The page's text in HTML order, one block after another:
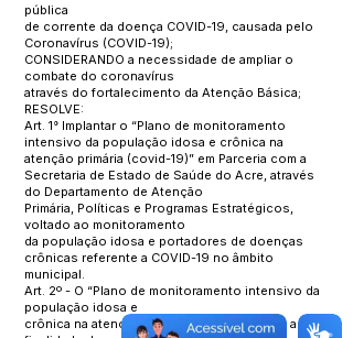
pública
de corrente da doença COVID-19, causada pelo
Coronavírus (COVID-19);
CONSIDERANDO a necessidade de ampliar o
combate do coronavírus
através do fortalecimento da Atenção Básica;
RESOLVE:
Art. 1° Implantar o “Plano de monitoramento
intensivo da população idosa e crônica na
atenção primária (covid-19)” em Parceria com a
Secretaria de Estado de Saúde do Acre, através
do Departamento de Atenção
Primária, Políticas e Programas Estratégicos,
voltado ao monitoramento
da população idosa e portadores de doenças
crônicas referente a COVID-19 no âmbito
municipal.
Art. 2º - O “Plano de monitoramento intensivo da
população idosa e
crônica na atenção primária (covid-19)” tem a